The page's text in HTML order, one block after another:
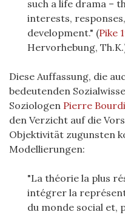
such a life drama –
interests,
development." (Pike
Hervorhebung,
Diese Auffassung, die
bedeutenden
Soziologen Pierre
den Verzicht auf die
Objektivität zugunsten
Modellierungen:
"La théorie la plus
intégrer la
du monde social et,